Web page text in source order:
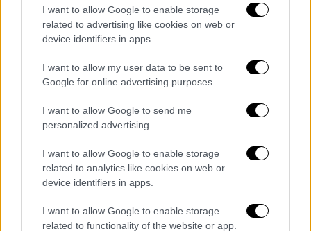
I want to allow Google to enable storage
related to advertising like cookies on web or
device identifiers in apps.
I want to allow my user data to be sent to
Google for online advertising purposes.
I want to allow Google to send me
personalized advertising.
I want to allow Google to enable storage
related to analytics like cookies on web or
device identifiers in apps.
I want to allow Google to enable storage
related to functionality of the website or app.
POPULAR VIDEOS
Κεντρικό δελτίο ειδήσεων 07/08/2026
Μεσημεριανό δελτίο ειδήσεων
08/08/2026